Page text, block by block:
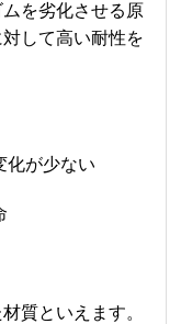
を劣化させる原
して高い耐性を
化が少ない
質といえます。